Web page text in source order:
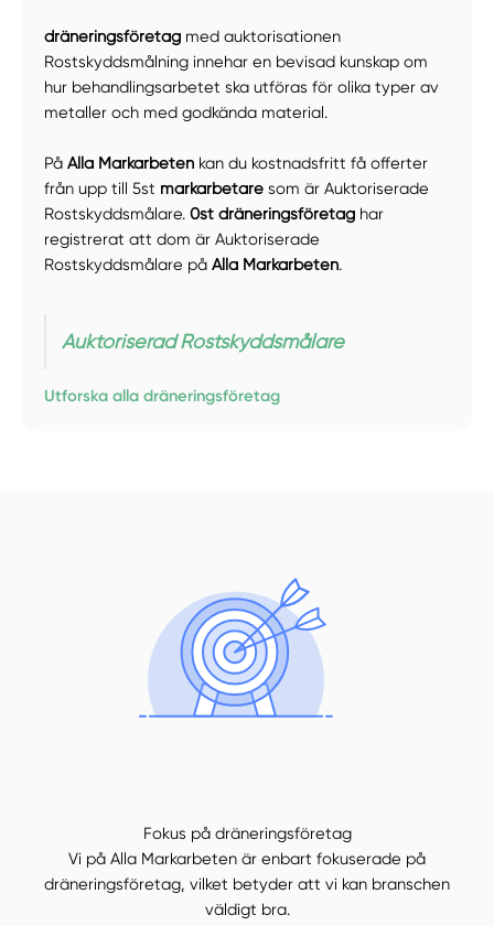
dräneringsföretag med auktorisationen
Rostskyddsmålning innehar en bevisad kunskap om
hur behandlingsarbetet ska utföras för olika typer av
metaller och med godkända material.
PåAlla Markarbeten kan du kostnadsfritt få offerter
från upp till 5st markarbetare som är Auktoriserade
Rostskyddsmålare.0st dräneringsföretag har
registrerat att dom är Auktoriserade
Rostskyddsmålare påAlla Markarbeten.
Auktoriserad Rostskyddsmålare
Utforska alla dräneringsföretag
Fokus på dräneringsföretag
Vi på Alla Markarbeten är enbart fokuserade på
dräneringsföretag, vilket betyder att vi kan branschen
väldigt bra.